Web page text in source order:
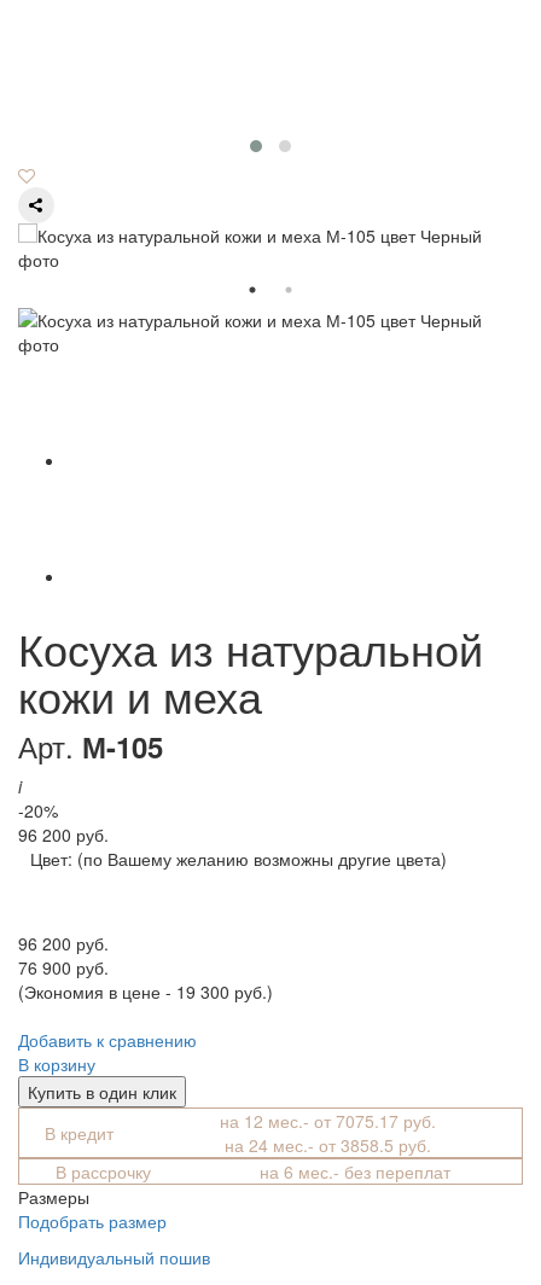
Косуха из натуральной
кожи и меха
Арт. М-105
i
-20%
96 200 руб.
Цвет: (по Вашему желанию возможны другие цвета)
96 200 руб.
76 900 руб.
(Экономия в цене - 19 300 руб.)
Добавить к сравнению
В корзину
Купить в один клик
В кредит
на 12 мес.- от 7075.17 руб.
на 24 мес.- от 3858.5 руб.
В рассрочку
на 6 мес.- без переплат
Размеры
Подобрать размер
Индивидуальный пошив